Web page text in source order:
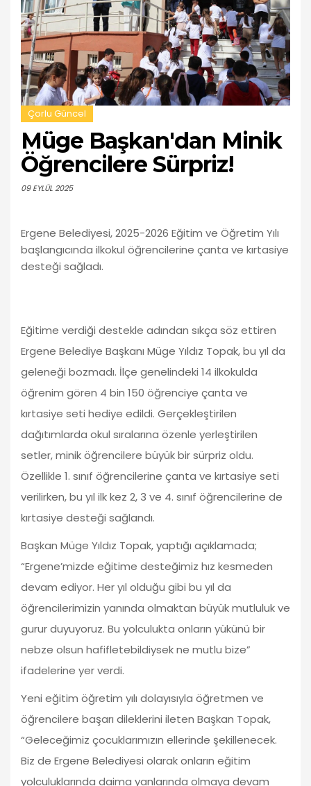
Çorlu Güncel
Müge Başkan'dan Minik
Öğrencilere Sürpriz!
09 EYLÜL 2025
Ergene Belediyesi, 2025-2026 Eğitim ve Öğretim Yılı
başlangıcında ilkokul öğrencilerine çanta ve kırtasiye
desteği sağladı.
Eğitime verdiği destekle adından sıkça söz ettiren
Ergene Belediye Başkanı Müge Yıldız Topak, bu yıl da
geleneği bozmadı. İlçe genelindeki 14 ilkokulda
öğrenim gören 4 bin 150 öğrenciye çanta ve
kırtasiye seti hediye edildi. Gerçekleştirilen
dağıtımlarda okul sıralarına özenle yerleştirilen
setler, minik öğrencilere büyük bir sürpriz oldu.
Özellikle 1. sınıf öğrencilerine çanta ve kırtasiye seti
verilirken, bu yıl ilk kez 2, 3 ve 4. sınıf öğrencilerine de
kırtasiye desteği sağlandı.
Başkan Müge Yıldız Topak, yaptığı açıklamada;
“Ergene’mizde eğitime desteğimiz hız kesmeden
devam ediyor. Her yıl olduğu gibi bu yıl da
öğrencilerimizin yanında olmaktan büyük mutluluk ve
gurur duyuyoruz. Bu yolculukta onların yükünü bir
nebze olsun hafifletebildiysek ne mutlu bize”
ifadelerine yer verdi.
Yeni eğitim öğretim yılı dolayısıyla öğretmen ve
öğrencilere başarı dileklerini ileten Başkan Topak,
“Geleceğimiz çocuklarımızın ellerinde şekillenecek.
Biz de Ergene Belediyesi olarak onların eğitim
yolculuklarında daima yanlarında olmaya devam